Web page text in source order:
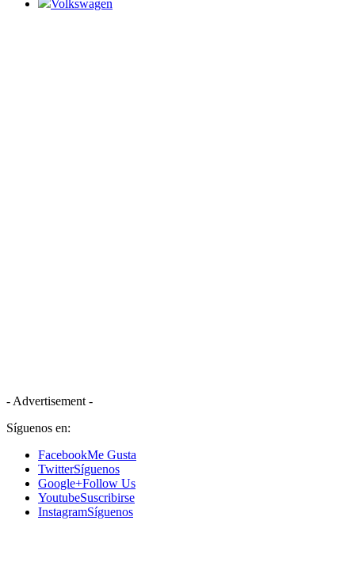
Volkswagen
- Advertisement -
Síguenos en:
FacebookMe Gusta
TwitterSíguenos
Google+Follow Us
YoutubeSuscribirse
InstagramSíguenos